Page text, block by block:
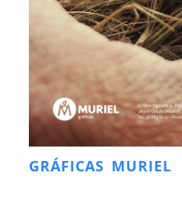
GRÁFICAS MURIEL